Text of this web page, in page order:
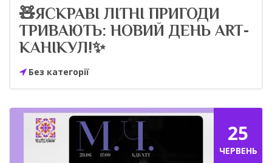
🧸ЯСКРАВІ ЛІТНІ ПРИГОДИ
ТРИВАЮТЬ: НОВИЙ ДЕНЬ ART-
КАНІКУЛ!✨
Без категорії
25
ЧЕРВЕНЬ